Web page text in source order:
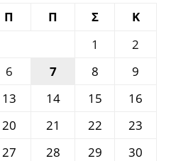
Π Π Σ
Κ
1
2
6 7 8
9
13 14 15
16
20 21 22
23
27 28 29
30